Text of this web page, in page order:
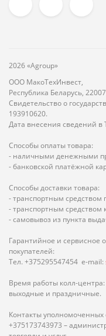
2026 «Agroup»
ООО МакоТехИнвест,
Республика Беларусь,
Свидетельство о
193910620.
Дата внесения сведений в
Способы оплаты товара:
- наличными денежными
- банковской платёжной
Способы доставки товара:
- транспортным средством
- транспортным средством
- самовывоз из пункта
Гарантийное и сервисное
покупателей:
Тел. +375295547454 e-mail:
Время работы колл-
выходные и праздничные.
Контакты уполномоченных
+375173743973 –